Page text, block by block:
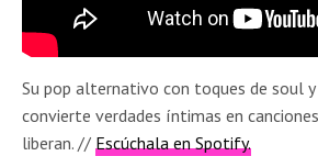
Su pop alternativo con toques de soul
convierte verdades íntimas en
liberan.//Escúchala en Spotify.